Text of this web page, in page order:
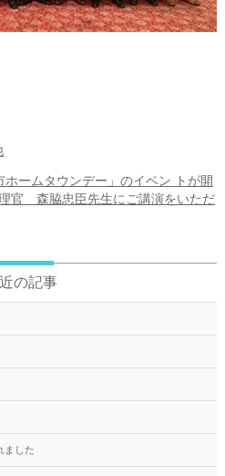
ームタウンデー」のイベン トが開
官 森脇忠臣先生にご講演をいただ
の記事
ました